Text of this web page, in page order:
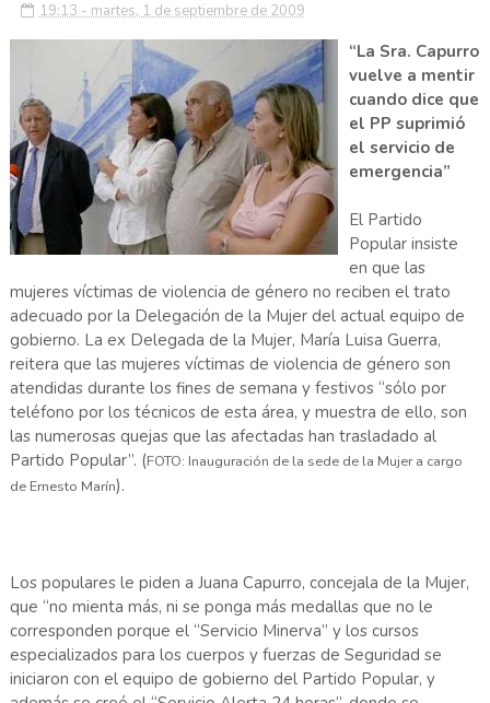
19:13 - martes, 1 de septiembre de 2009
“La Sra. Capurro
vuelve a mentir
cuando dice que
el PP suprimió
el servicio de
emergencia”
El Partido
Popular insiste
en que las
mujeres víctimas de violencia de género no reciben el trato
adecuado por la Delegación de la Mujer del actual equipo de
gobierno. La ex Delegada de la Mujer, María Luisa Guerra,
reitera que las mujeres víctimas de violencia de género son
atendidas durante los fines de semana y festivos “sólo por
teléfono por los técnicos de esta área, y muestra de ello, son
las numerosas quejas que las afectadas han trasladado al
Partido Popular”. (FOTO: Inauguración de la sede de la Mujer a cargo
de Ernesto Marín).
Los populares le piden a Juana Capurro, concejala de la Mujer,
que “no mienta más, ni se ponga más medallas que no le
corresponden porque el “Servicio Minerva” y los cursos
especializados para los cuerpos y fuerzas de Seguridad se
iniciaron con el equipo de gobierno del Partido Popular, y